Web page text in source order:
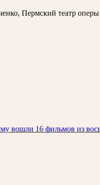
Пермский театр оперы
вошли 16 фильмов из